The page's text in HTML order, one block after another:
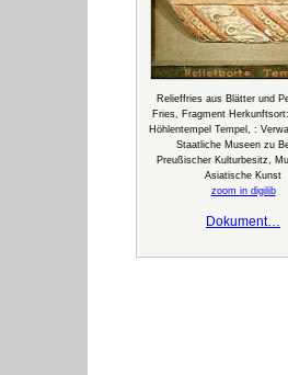
Relieffries aus Blätter und
Fries, Fragment
Höhlentempel Tempel, :
Staatliche Museen zu
Preußischer Kulturbesitz,
Asiatische Kunst
zoom in digilib
Dokument…